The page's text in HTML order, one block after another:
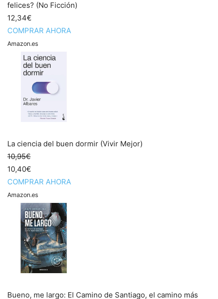
felices? (No Ficción)
12,34€
COMPRAR AHORA
Amazon.es
La ciencia del buen dormir (Vivir Mejor)
10,95€
10,40€
COMPRAR AHORA
Amazon.es
Bueno, me largo: El Camino de Santiago, el camino más